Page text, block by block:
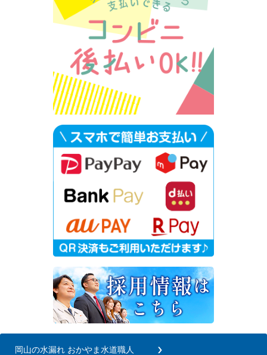
岡山の水漏れ おかやま水道職人